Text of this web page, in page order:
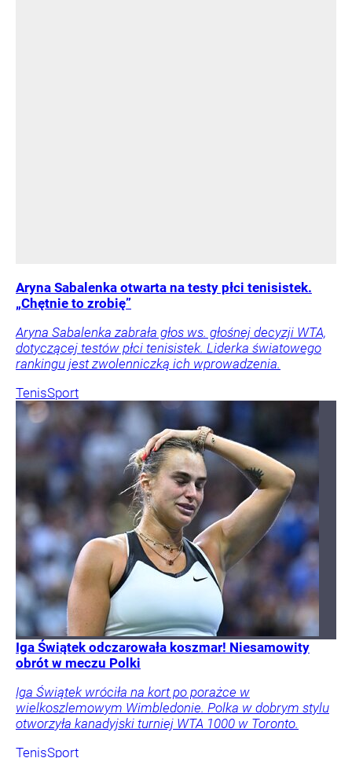
Aryna Sabalenka otwarta na testy płci tenisistek.
„Chętnie to zrobię”
Aryna Sabalenka zabrała głos ws. głośnej decyzji WTA,
dotyczącej testów płci tenisistek. Liderka światowego
rankingu jest zwolenniczką ich wprowadzenia.
TenisSport
Iga Świątek odczarowała koszmar! Niesamowity
obrót w meczu Polki
Iga Świątek wróciła na kort po porażce w
wielkoszlemowym Wimbledonie. Polka w dobrym stylu
otworzyła kanadyjski turniej WTA 1000 w Toronto.
TenisSport